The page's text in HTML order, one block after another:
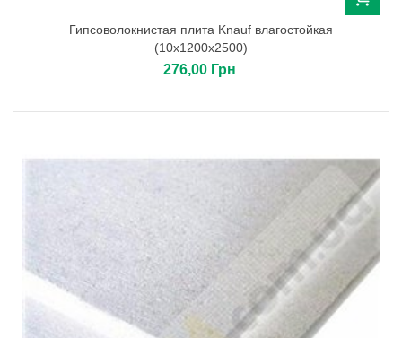
Гипсоволокнистая плита Knauf влагостойкая
(10х1200х2500)
276,00 Грн